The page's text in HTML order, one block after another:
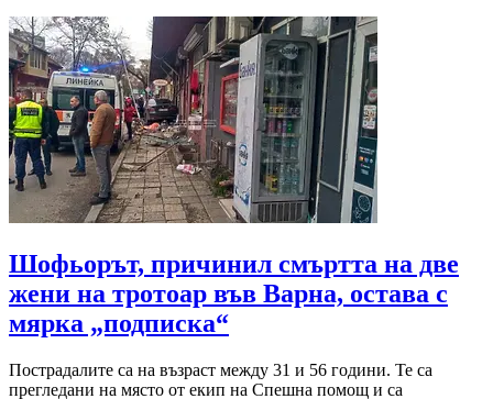
Шофьорът, причинил смъртта на две
жени на тротоар във Варна, остава с
мярка „подписка“
Пострадалите са на възраст между 31 и 56 години. Те са
прегледани на място от екип на Спешна помощ и са